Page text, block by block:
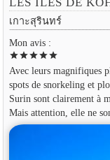
เกาะสุรินทร์
Mon avis :
starstarstarstarstar
Avec leurs magnifiques
spots de snorkeling et
Surin sont clairement à
Mais attention, elle ne